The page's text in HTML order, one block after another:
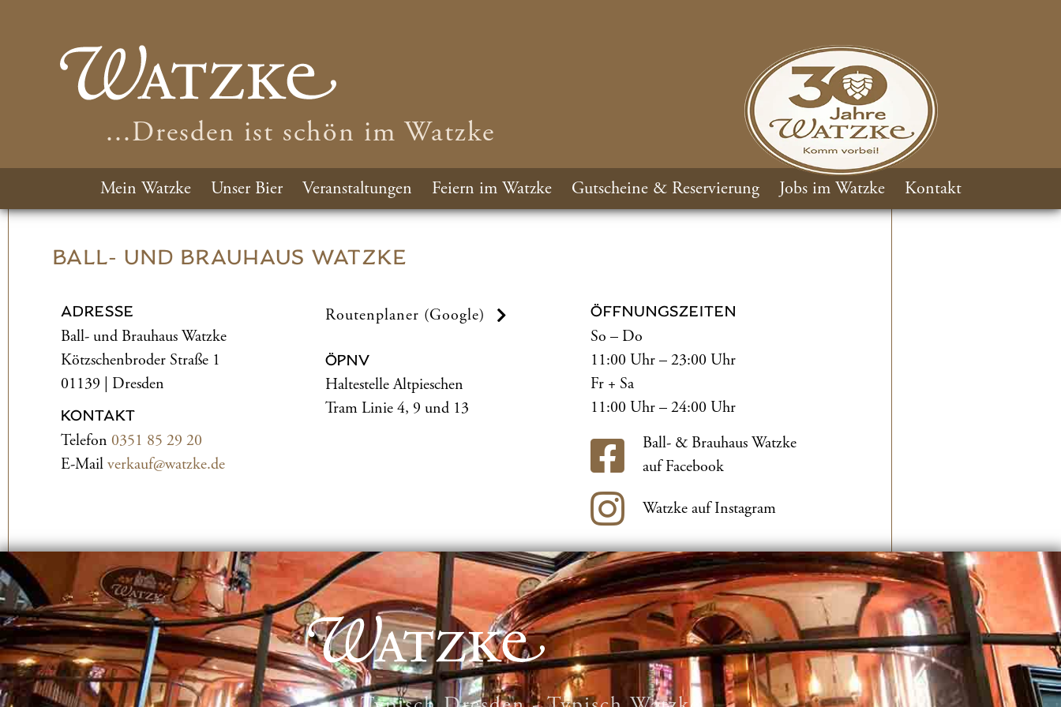
...Dresden ist schön im Watzke
Mein Watzke Unser Bier Veranstaltungen Feiern im Watzke Gutscheine & Reservierung Jobs im Watzke Kontakt
BALL- UND­ BRAUHAUS WATZKE
ADRESSE
Ball- und­ Brauhaus Watzke
Kötzschenbroder Straße 1
01139 | Dresden
KONTAKT
Telefon 0351 85 29 20
E-Mail verkauf@watzke.de
Routenplaner (Google)
ÖPNV
Haltestelle Altpieschen
Tram Linie 4, 9 und 13
ÖFFNUNGSZEITEN
So – Do
11:00 Uhr – 23:00 Uhr
Fr + Sa
11:00 Uhr – 24:00 Uhr
Ball- & Brauhaus Watzke
auf Facebook
Watzke auf Instagram